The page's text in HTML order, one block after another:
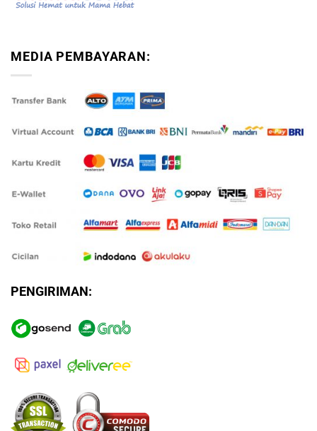
MEDIA PEMBAYARAN:
PENGIRIMAN: